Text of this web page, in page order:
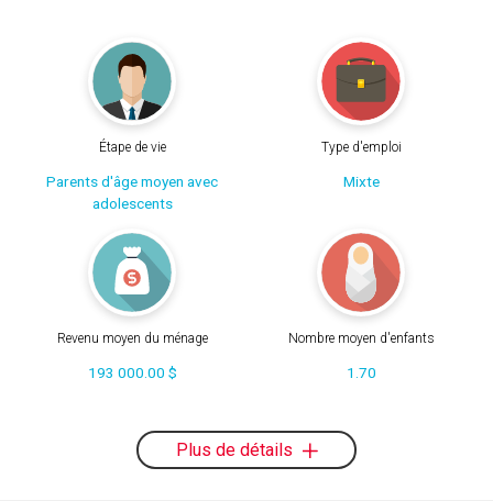
Étape de vie
Parents d'âge moyen avec
adolescents
Type d'emploi
Mixte
Revenu moyen du ménage
193 000.00 $
Nombre moyen d'enfants
1.70
Plus de détails